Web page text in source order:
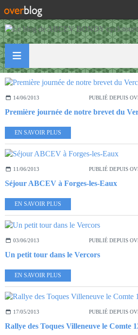
14/06/2013 PUBLIÉ DEPUIS
Première journée de notre brevet du
EN SAVOIR PLUS
11/06/2013 PUBLIÉ DEPUIS
Séjour ABCEV à Forges-les-Eaux
EN SAVOIR PLUS
03/06/2013 PUBLIÉ DEPUIS
Un petit tour dans le Vercors
EN SAVOIR PLUS
17/05/2013 PUBLIÉ DEPUIS
Rallye des Toques Villeneuve le Comte